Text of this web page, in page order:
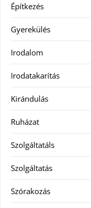
Építkezés
Gyerekülés
Irodalom
Irodatakarítás
Kirándulás
Ruházat
Szolgáltatáls
Szolgáltatás
Szórakozás